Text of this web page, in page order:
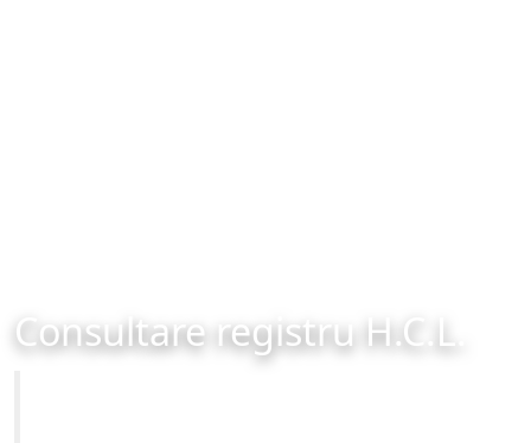
Consultare registru H.C.L.